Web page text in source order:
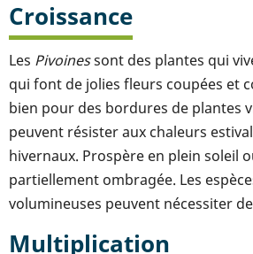
Croissance
Les Pivoinessont des plantes qui
qui font de jolies fleurs coupées et
bien pour des bordures de plantes
peuvent résister aux chaleurs
hivernaux. Prospère en plein soleil
partiellement ombragée. Les
volumineuses peuvent nécessiter
Multiplication